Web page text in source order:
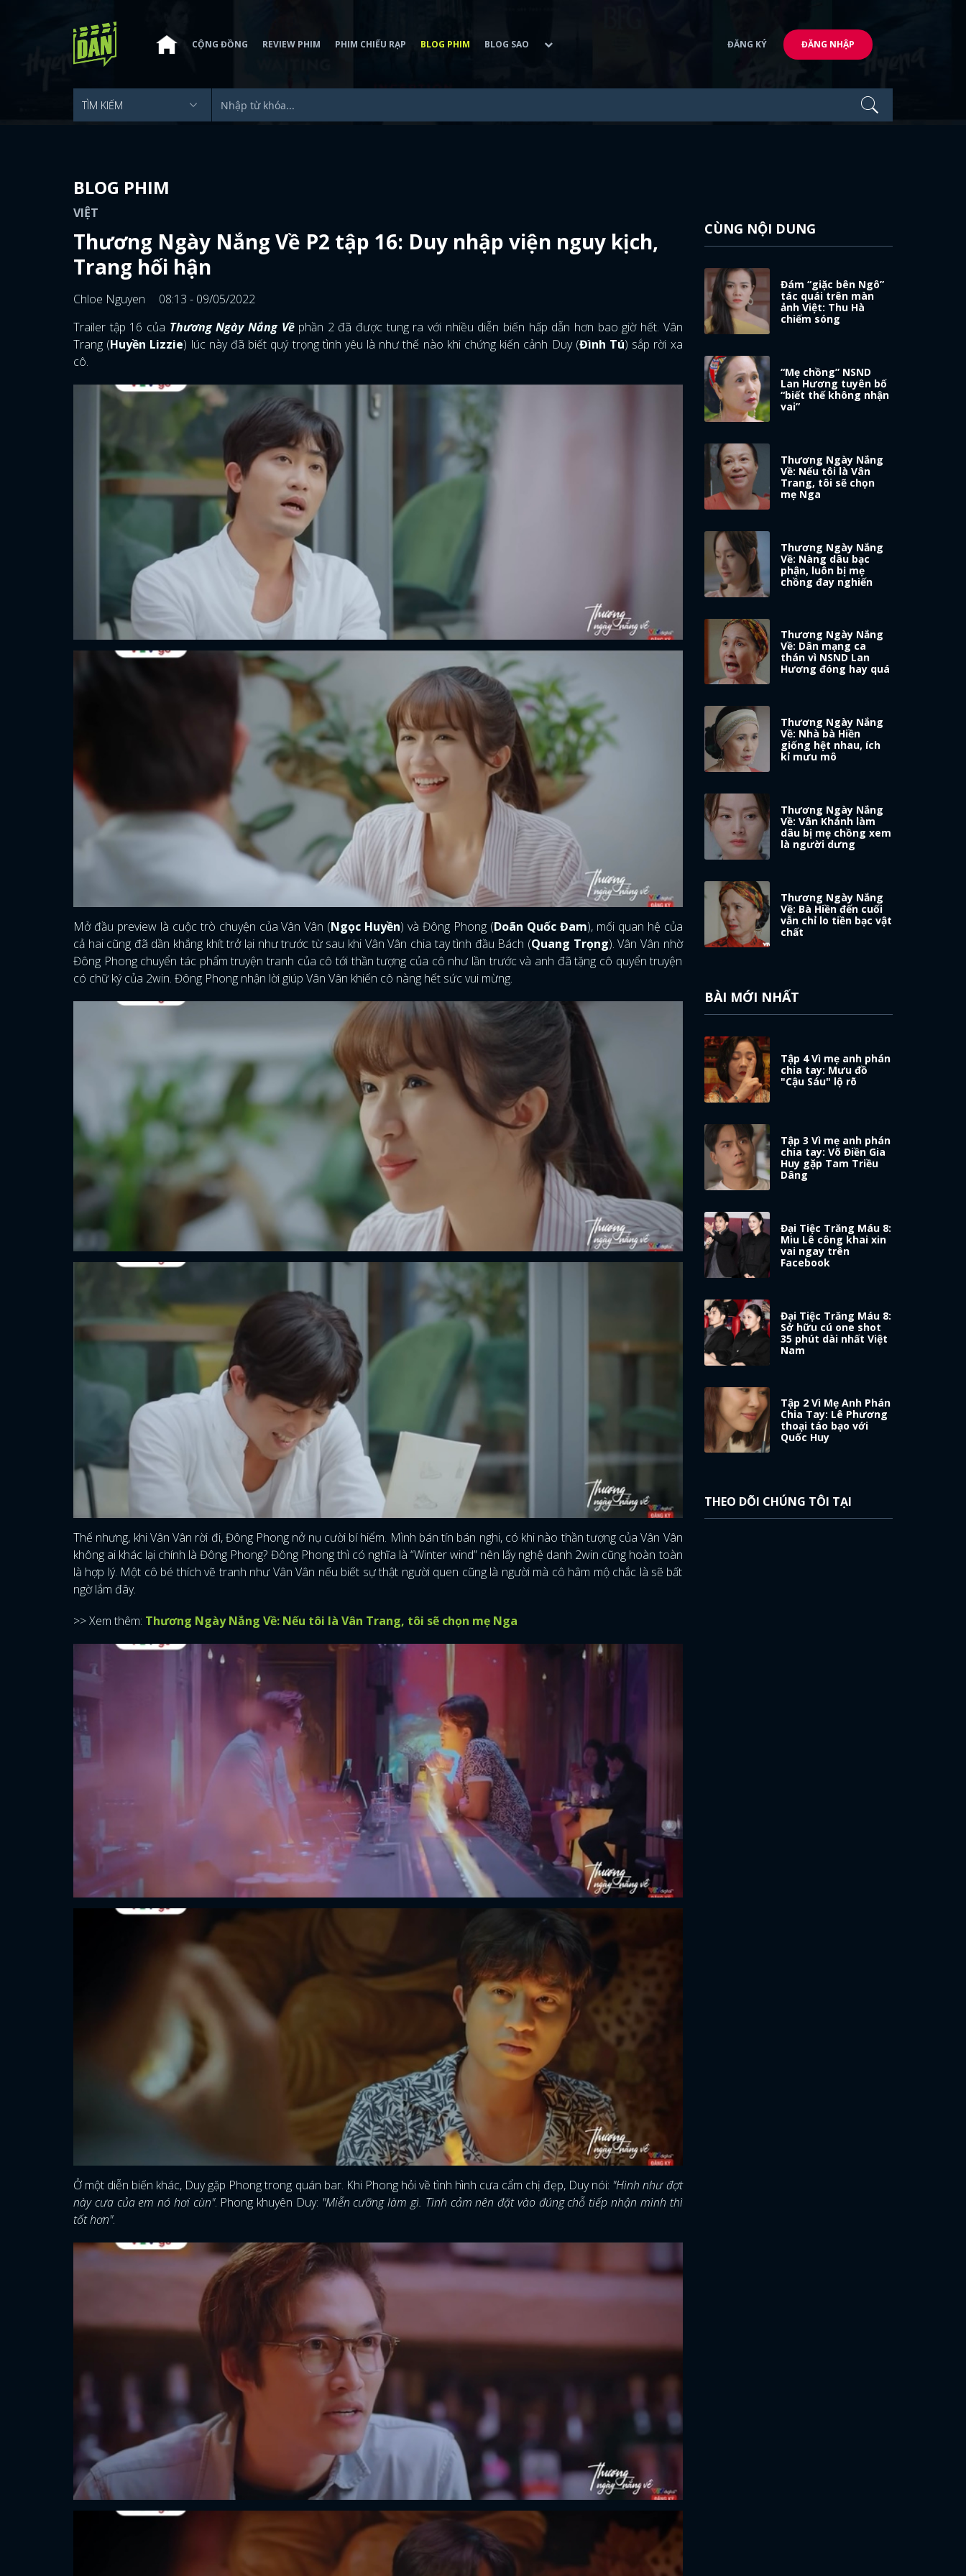
ĐĂNG NHẬP
CỘNG ĐỒNG REVIEW PHIM PHIM CHIẾU RẠP BLOG PHIM BLOG SAO ĐĂNG KÝ ĐĂNG NHẬP
BLOG PHIM
VIỆT
Thương Ngày Nắng Về P2 tập 16: Duy nhập viện nguy kịch,
Trang hối hận
Chloe Nguyen
08:13 - 09/05/2022
Trailer tập 16 của Thương Ngày Nắng Vềphần 2 đã được tung ra với nhiều diễn biến hấp dẫn hơn bao giờ hết. Vân
Trang (Huyền Lizzie) lúc này đã biết quý trọng tình yêu là như thế nào khi chứng kiến cảnh Duy (Đình Tú) sắp rời xa
cô.
Mở đầu preview là cuộc trò chuyện của Vân Vân (Ngọc Huyền) và Đông Phong (Doãn Quốc Đam), mối quan hệ của
cả hai cũng đã dần khắng khít trở lại như trước từ sau khi Vân Vân chia tay tình đầu Bách (Quang Trọng). Vân Vân nhờ
Đông Phong chuyển tác phẩm truyện tranh của cô tới thần tượng của cô như lần trước và anh đã tặng cô quyển truyện
có chữ ký của 2win. Đông Phong nhận lời giúp Vân Vân khiến cô nàng hết sức vui mừng.
Thế nhưng, khi Vân Vân rời đi, Đông Phong nở nụ cười bí hiểm. Mình bán tín bán nghi, có khi nào thần tượng của Vân Vân
không ai khác lại chính là Đông Phong? Đông Phong thì có nghĩa là “Winter wind” nên lấy nghệ danh 2win cũng hoàn toàn
là hợp lý. Một cô bé thích vẽ tranh như Vân Vân nếu biết sự thật người quen cũng là người mà cô hâm mộ chắc là sẽ bất
ngờ lắm đây.
>> Xem thêm: Thương Ngày Nắng Về: Nếu tôi là Vân Trang, tôi sẽ chọn mẹ Nga
Ở một diễn biến khác, Duy gặp Phong trong quán bar. Khi Phong hỏi về tình hình cưa cẩm chị đẹp, Duy nói: "Hình như đợt
này cưa của em nó hơi cùn". Phong khuyên Duy: "Miễn cưỡng làm gì. Tình cảm nên đặt vào đúng chỗ tiếp nhận mình thì
tốt hơn".
CÙNG NỘI DUNG
Đám “giặc bên Ngô”
tác quái trên màn
ảnh Việt: Thu Hà
chiếm sóng
“Mẹ chồng” NSND
Lan Hương tuyên bố
“biết thế không nhận
vai”
Thương Ngày Nắng
Về: Nếu tôi là Vân
Trang, tôi sẽ chọn
mẹ Nga
Thương Ngày Nắng
Về: Nàng dâu bạc
phận, luôn bị mẹ
chồng đay nghiến
Thương Ngày Nắng
Về: Dân mạng ca
thán vì NSND Lan
Hương đóng hay quá
Thương Ngày Nắng
Về: Nhà bà Hiền
giống hệt nhau, ích
kỉ mưu mô
Thương Ngày Nắng
Về: Vân Khánh làm
dâu bị mẹ chồng xem
là người dưng
Thương Ngày Nắng
Về: Bà Hiền đến cuối
vẫn chỉ lo tiền bạc vật
chất
BÀI MỚI NHẤT
Tập 4 Vì mẹ anh phán
chia tay: Mưu đồ
"Cậu Sáu" lộ rõ
Tập 3 Vì mẹ anh phán
chia tay: Võ Điền Gia
Huy gặp Tam Triều
Dâng
Đại Tiệc Trăng Máu 8:
Miu Lê công khai xin
vai ngay trên
Facebook
Đại Tiệc Trăng Máu 8:
Sở hữu cú one shot
35 phút dài nhất Việt
Nam
Tập 2 Vì Mẹ Anh Phán
Chia Tay: Lê Phương
thoại táo bạo với
Quốc Huy
THEO DÕI CHÚNG TÔI TẠI